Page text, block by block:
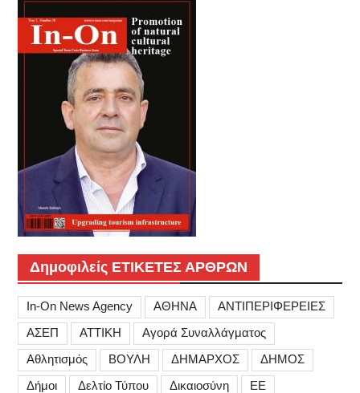
Δημοφιλείς ΕΤΙΚΕΤΕΣ ΑΡΘΡΩΝ
In-On News Agency ΑΘΗΝΑ
ΑΝΤΙΠΕΡΙΦΕΡΕΙΕΣ
ΑΣΕΠ
ΑΤΤΙΚΗ
Αγορά Συναλλάγματος
Αθλητισμός
ΒΟΥΛΗ ΔΗΜΑΡΧΟΣ
ΔΗΜΟΣ
Δήμοι
Δελτίο Τύπου Δικαιοσύνη
ΕΕ